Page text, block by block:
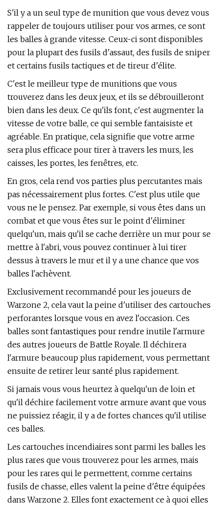
S'il y a un seul type de munition que vous devez vous
rappeler de toujours utiliser pour vos armes, ce sont
les balles à grande vitesse. Ceux-ci sont disponibles
pour la plupart des fusils d'assaut, des fusils de sniper
et certains fusils tactiques et de tireur d'élite.
C'est le meilleur type de munitions que vous
trouverez dans les deux jeux, et ils se débrouilleront
bien dans les deux. Ce qu'ils font, c'est augmenter la
vitesse de votre balle, ce qui semble fantaisiste et
agréable. En pratique, cela signifie que votre arme
sera plus efficace pour tirer à travers les murs, les
caisses, les portes, les fenêtres, etc.
En gros, cela rend vos parties plus percutantes mais
pas nécessairement plus fortes. C'est plus utile que
vous ne le pensez. Par exemple, si vous êtes dans un
combat et que vous êtes sur le point d'éliminer
quelqu'un, mais qu'il se cache derrière un mur pour se
mettre à l'abri, vous pouvez continuer à lui tirer
dessus à travers le mur et il y a une chance que vos
balles l'achèvent.
Exclusivement recommandé pour les joueurs de
Warzone 2, cela vaut la peine d'utiliser des cartouches
perforantes lorsque vous en avez l'occasion. Ces
balles sont fantastiques pour rendre inutile l'armure
des autres joueurs de Battle Royale. Il déchirera
l'armure beaucoup plus rapidement, vous permettant
ensuite de retirer leur santé plus rapidement.
Si jamais vous vous heurtez à quelqu'un de loin et
qu'il déchire facilement votre armure avant que vous
ne puissiez réagir, il y a de fortes chances qu'il utilise
ces balles.
Les cartouches incendiaires sont parmi les balles les
plus rares que vous trouverez pour les armes, mais
pour les rares qui le permettent, comme certains
fusils de chasse, elles valent la peine d'être équipées
dans Warzone 2. Elles font exactement ce à quoi elles